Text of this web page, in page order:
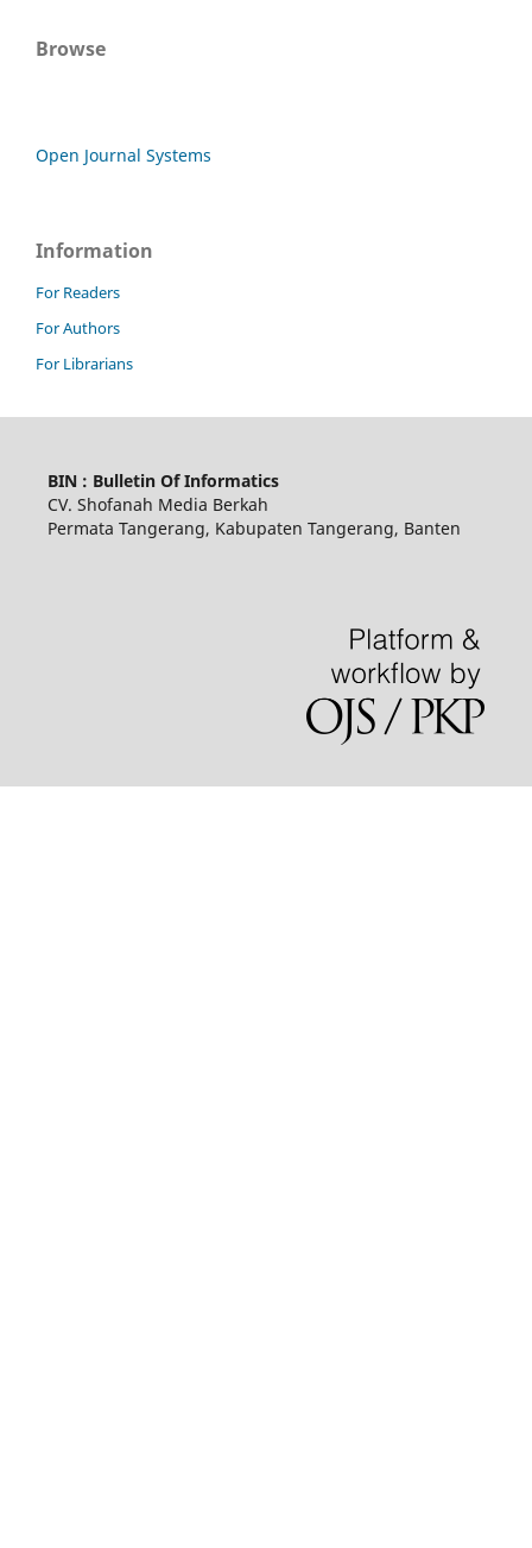
Browse
Open Journal Systems
Information
For Readers
For Authors
For Librarians
BIN : Bulletin Of Informatics
CV. Shofanah Media Berkah
Permata Tangerang, Kabupaten Tangerang, Banten